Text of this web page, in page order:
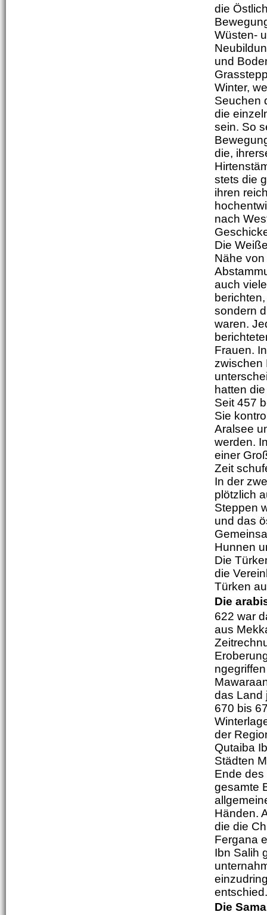
die
Wüsten-
und
Winter,
Seuchen
die
sein. So
die,
stets die
ihren
nach
Die
Nähe
auch
sondern
waren.
Frauen.
zwischen
hatten
Seit 457
Sie
Aralsee
werden.
einer
Zeit
In der
plötzlich
Steppen
und das
Hunnen
Die
die
Türken
Die
622 war
aus
das Land
670 bis
der
Qutaiba
Städten
Ende
gesamte
Händen.
die die
Fergana
Ibn Salih
entschied.
Die